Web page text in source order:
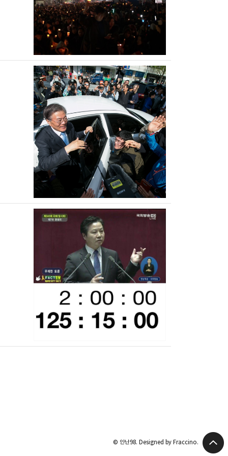
© 안난98. Designed by Fraccino.